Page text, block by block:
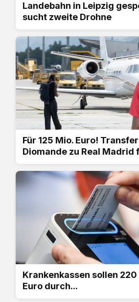
Landebahn in Leipzig
sucht zweite Drohne
Für 125 Mio. Euro!
Diomande zu Real Madrid
Krankenkassen sollen
Euro durch...